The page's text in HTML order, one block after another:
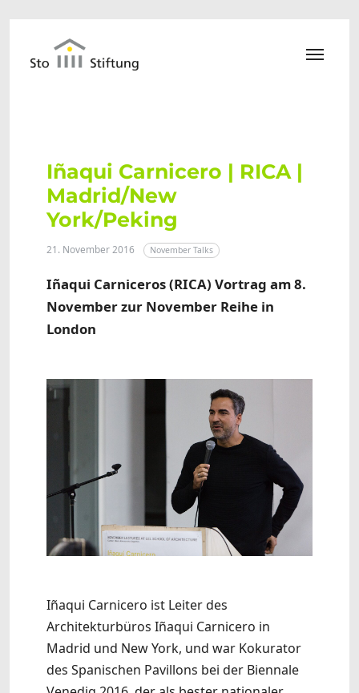
Iñaqui Carnicero | RICA |
Madrid/New
York/Peking
21. November 2016 November Talks
Iñaqui Carniceros (RICA) Vortrag am 8.
November zur November Reihe in
London
Iñaqui Carnicero ist Leiter des
Architekturbüros Iñaqui Carnicero in
Madrid und New York, und war Kokurator
des Spanischen Pavillons bei der Biennale